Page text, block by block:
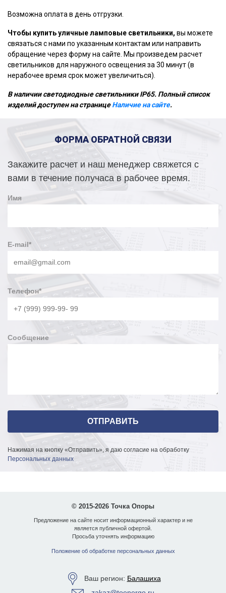
Возможна оплата в день отгрузки.
Чтобы купить уличные ламповые светильники, вы можете
связаться с нами по указанным контактам или направить
обращение через форму на сайте. Мы произведем расчет
светильников для наружного освещения за 30 минут (в
нерабочее время срок может увеличиться).
В наличии светодиодные светильники IP65. Полный список
изделий доступен на страницеНаличие на сайте.
ФОРМА ОБРАТНОЙ СВЯЗИ
Закажите расчет и наш менеджер свяжется с
вами в течение получаса в рабочее время.
Имя
E-mail*
Телефон*
Сообщение
Нажимая на кнопку «Отправить», я даю согласие на обработку
Персональных данных
© 2015-2026 Точка Опоры
Предложение на сайте носит информационный характер и не
является публичной офертой.
Просьба уточнять информацию
Положение об обработке персональных данных
Ваш регион: Балашиха